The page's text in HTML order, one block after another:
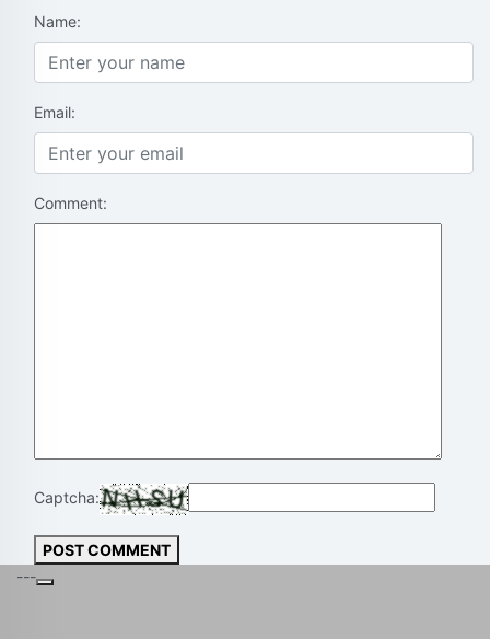
Name:
Email:
Comment:
Captcha:
POST COMMENT
---